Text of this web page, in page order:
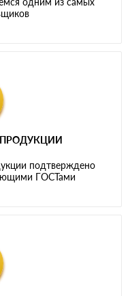
подтверждено
ГОСТами